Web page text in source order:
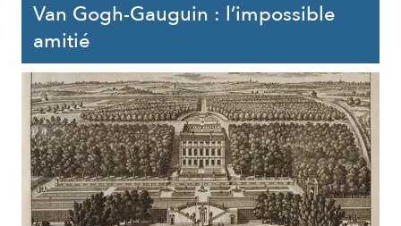
Van Gogh-Gauguin : l’impossible
amitié